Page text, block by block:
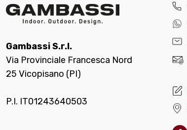
Gambassi S.r.l.
Via Provinciale Francesca Nord
25 Vicopisano (PI)
P.I. IT01243640503